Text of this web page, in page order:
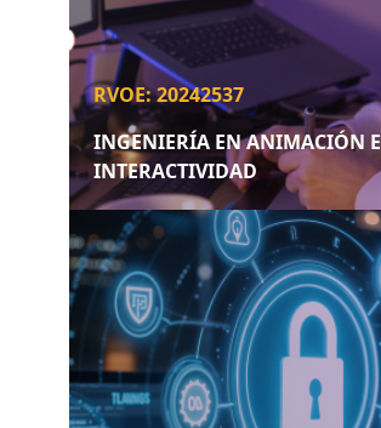
RVOE: 20242537
INGENIERÍA EN ANIMACIÓN E
INTERACTIVIDAD